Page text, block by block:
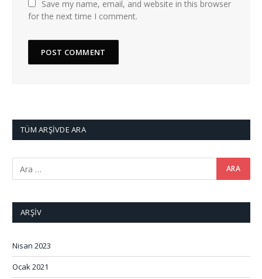
Save my name, email, and website in this browser
for the next time I comment.
TÜM ARŞIVDE ARA
ARŞIV
Nisan 2023
Ocak 2021